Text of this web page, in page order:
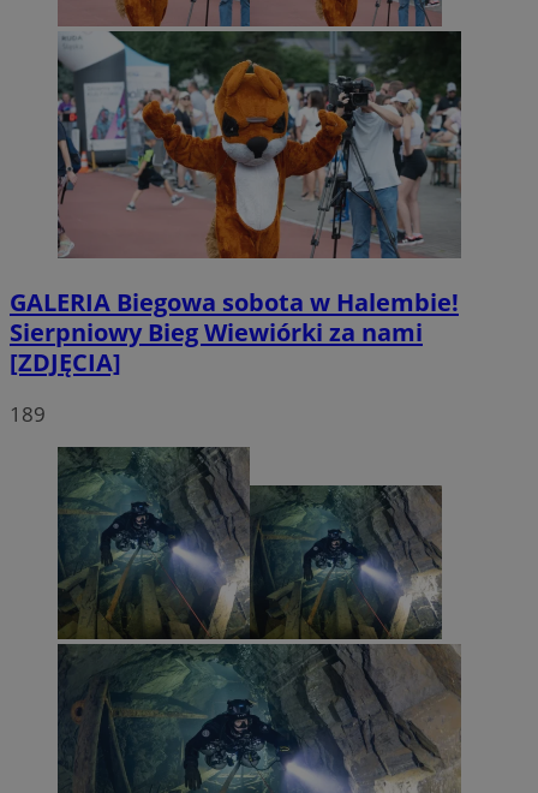
GALERIA Biegowa sobota w Halembie!
Sierpniowy Bieg Wiewiórki za nami
[ZDJĘCIA]
189